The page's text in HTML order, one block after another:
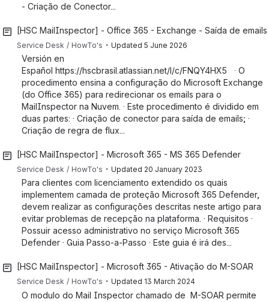
- Criação de Conector...
[HSC MailInspector] - Office 365 - Exchange - Saída de
Service Desk HowTo's ・ Updated 5 June 2026
Versión en
Español https://hscbrasil.atlassian.net/l/c/FNQY4HX5 · O
procedimento ensina a configuração do Microsoft Exchange
(do Office 365) para redirecionar os emails para o
MailInspector na Nuvem. · Este procedimento é dividido em
duas partes: · Criação de conector para saída de emails; ·
Criação de regra de flux...
[HSC MailInspector] - Microsoft 365 - MS 365 Defender
Service Desk HowTo's ・ Updated 20 January 2023
Para clientes com licenciamento extendido os quais
implementem camada de proteção Microsoft 365 Defender,
devem realizar as configurações descritas neste artigo para
evitar problemas de recepção na plataforma. · Requisitos ·
Possuir acesso administrativo no serviço Microsoft 365
Defender · Guia Passo-a-Passo · Este guia é irá des...
[HSC MailInspector] - Microsoft 365 - Ativação do M-SOAR
Service Desk HowTo's ・ Updated 13 March 2024
O modulo do Mail Inspector chamado de M-SOAR permite